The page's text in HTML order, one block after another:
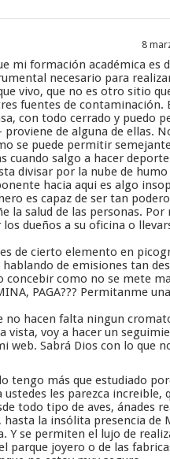
8
mi formación académica es
necesario para
vivo, que no es otro sitio
fuentes de contaminación.
con todo cerrado y puedo
de alguna de ellas.
se puede permitir
cuando salgo a hacer
divisar por la nube de humo
hacia aqui es algo
es capaz de ser tan
la salud de las personas.
dueños a su oficina o
de cierto elemento en
de emisiones tan
como no se mete
PAGA??? Permitanme
no hacen falta ningun
vista, voy a hacer un
web. Sabrá Dios con lo que
tengo más que estudiado
les parezca increible,
todo tipo de aves, ánades
la insólita presencia de
Y se permiten el lujo de
parque joyero o de las